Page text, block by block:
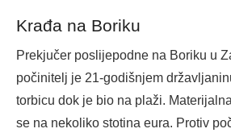
Krađa na Boriku
Prekjučer poslijepodne na Boriku u
počinitelj je 21-godišnjem
torbicu dok je bio na plaži.
se na nekoliko stotina eura. Protiv